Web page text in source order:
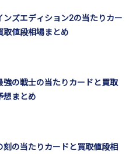
ンズエディション2の当たりカー
取値段相場まとめ
強の戦士の当たりカードと買取
想まとめ
刻の当たりカードと買取値段相